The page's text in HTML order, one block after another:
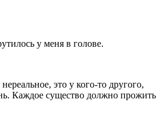
у меня в голове.
это у кого-то другого,
Каждое существо должно прожить